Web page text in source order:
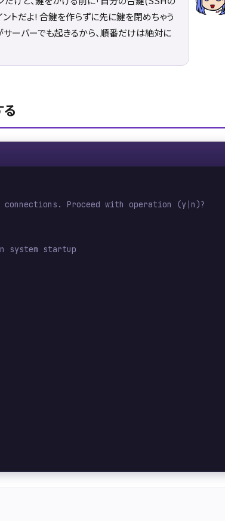
トだよ! 合鍵を作らずに先に鍵を閉めちゃう
サーバーでも起きるから、順番だけは絶対に
connections. Proceed with operation (y|n)?
system startup